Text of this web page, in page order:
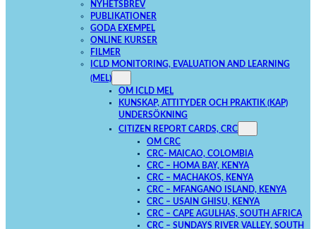
NYHETSBREV
PUBLIKATIONER
GODA EXEMPEL
ONLINE KURSER
FILMER
ICLD MONITORING, EVALUATION AND LEARNING
(MEL)
OM ICLD MEL
KUNSKAP, ATTITYDER OCH PRAKTIK (KAP)
UNDERSÖKNING
CITIZEN REPORT CARDS, CRC
OM CRC
CRC- MAICAO, COLOMBIA
CRC – HOMA BAY, KENYA
CRC – MACHAKOS, KENYA
CRC – MFANGANO ISLAND, KENYA
CRC – USAIN GHISU, KENYA
CRC – CAPE AGULHAS, SOUTH AFRICA
CRC – SUNDAYS RIVER VALLEY, SOUTH